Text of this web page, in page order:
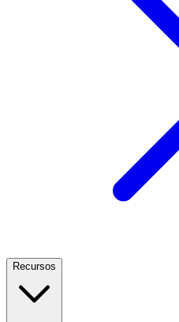
Recursos